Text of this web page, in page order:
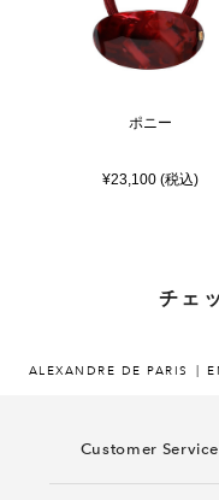
ポニー
¥23,100 (税込)
チェ
ALEXANDRE DE PARIS
Customer Service